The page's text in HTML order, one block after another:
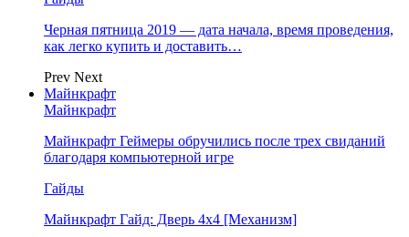
Черная пятница 2019 — дата начала, время проведения,
как легко купить и доставить…
Prev Next
Майнкрафт
Майнкрафт
Майнкрафт Геймеры обручились после трех свиданий
благодаря компьютерной игре
Гайды
Майнкрафт Гайд: Дверь 4х4 [Механизм]